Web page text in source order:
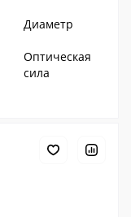
Диаметр
Оптическая
сила